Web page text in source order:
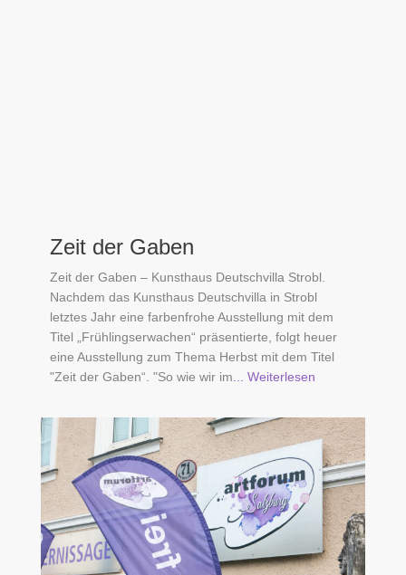
Zeit der Gaben
Zeit der Gaben – Kunsthaus Deutschvilla Strobl.
Nachdem das Kunsthaus Deutschvilla in Strobl
letztes Jahr eine farbenfrohe Ausstellung mit dem
Titel „Frühlingserwachen“ präsentierte, folgt heuer
eine Ausstellung zum Thema Herbst mit dem Titel
"Zeit der Gaben“. "So wie wir im ... Weiterlesen